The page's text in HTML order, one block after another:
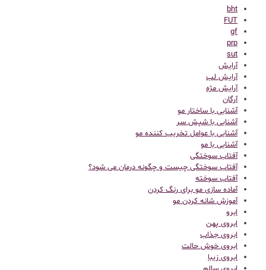
bht
FUT
gf
prp
sut
آرایش
آرایش لب
آرایش مژه
آرگان
آشنایی با ساختار مو
آشنایی با شپش سر
آشنایی با عوامل تخریب کننده مو
آشنایی با مو
آفتاب سوختگی
آفتاب سوختگی چیست و چگونه درمان می شود؟
آفتاب سوخته
آماده سازی مو برای رنگ کردن
آموزش شانه کردن مو
ابرو
ابروی پهن
ابروی جذاب
ابروی خوش حالت
ابروی زیبا